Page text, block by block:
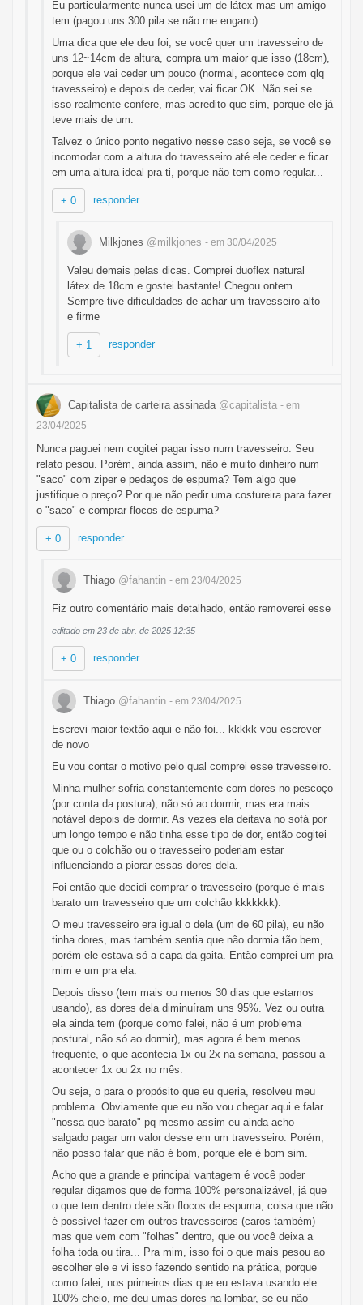
Eu particularmente nunca usei um de látex mas um amigo
tem (pagou uns 300 pila se não me engano).
Uma dica que ele deu foi, se você quer um travesseiro de
uns 12~14cm de altura, compra um maior que isso (18cm),
porque ele vai ceder um pouco (normal, acontece com qlq
travesseiro) e depois de ceder, vai ficar OK. Não sei se
isso realmente confere, mas acredito que sim, porque ele já
teve mais de um.
Talvez o único ponto negativo nesse caso seja, se você se
incomodar com a altura do travesseiro até ele ceder e ficar
em uma altura ideal pra ti, porque não tem como regular...
+ 0 responder
Milkjones @milkjones - em 30/04/2025
Valeu demais pelas dicas. Comprei duoflex natural
látex de 18cm e gostei bastante! Chegou ontem.
Sempre tive dificuldades de achar um travesseiro alto
e firme
+ 1 responder
Capitalista de carteira assinada @capitalista - em
23/04/2025
Nunca paguei nem cogitei pagar isso num travesseiro. Seu
relato pesou. Porém, ainda assim, não é muito dinheiro num
"saco" com ziper e pedaços de espuma? Tem algo que
justifique o preço? Por que não pedir uma costureira para fazer
o "saco" e comprar flocos de espuma?
+ 0 responder
Thiago @fahantin - em 23/04/2025
Fiz outro comentário mais detalhado, então removerei esse
editado em 23 de abr. de 2025 12:35
+ 0 responder
Thiago @fahantin - em 23/04/2025
Escrevi maior textão aqui e não foi... kkkkk vou escrever
de novo
Eu vou contar o motivo pelo qual comprei esse travesseiro.
Minha mulher sofria constantemente com dores no pescoço
(por conta da postura), não só ao dormir, mas era mais
notável depois de dormir. As vezes ela deitava no sofá por
um longo tempo e não tinha esse tipo de dor, então cogitei
que ou o colchão ou o travesseiro poderiam estar
influenciando a piorar essas dores dela.
Foi então que decidi comprar o travesseiro (porque é mais
barato um travesseiro que um colchão kkkkkkk).
O meu travesseiro era igual o dela (um de 60 pila), eu não
tinha dores, mas também sentia que não dormia tão bem,
porém ele estava só a capa da gaita. Então comprei um pra
mim e um pra ela.
Depois disso (tem mais ou menos 30 dias que estamos
usando), as dores dela diminuíram uns 95%. Vez ou outra
ela ainda tem (porque como falei, não é um problema
postural, não só ao dormir), mas agora é bem menos
frequente, o que acontecia 1x ou 2x na semana, passou a
acontecer 1x ou 2x no mês.
Ou seja, o para o propósito que eu queria, resolveu meu
problema. Obviamente que eu não vou chegar aqui e falar
"nossa que barato" pq mesmo assim eu ainda acho
salgado pagar um valor desse em um travesseiro. Porém,
não posso falar que não é bom, porque ele é bom sim.
Acho que a grande e principal vantagem é você poder
regular digamos que de forma 100% personalizável, já que
o que tem dentro dele são flocos de espuma, coisa que não
é possível fazer em outros travesseiros (caros também)
mas que vem com "folhas" dentro, que ou você deixa a
folha toda ou tira... Pra mim, isso foi o que mais pesou ao
escolher ele e vi isso fazendo sentido na prática, porque
como falei, nos primeiros dias que eu estava usando ele
100% cheio, me deu umas dores na lombar, se eu não